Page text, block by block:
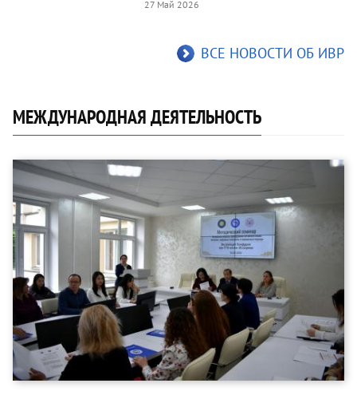
27 Май 2026
ВСЕ НОВОСТИ ОБ ИВР
МЕЖДУНАРОДНАЯ ДЕЯТЕЛЬНОСТЬ